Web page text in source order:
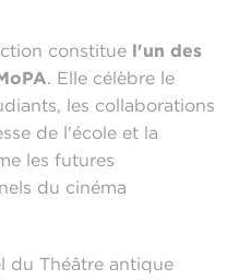
constitue l'un des
. Elle célèbre le
les collaborations
de l'école et la
les futures
du cinéma
du Théâtre antique